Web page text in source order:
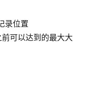
录位置
可以达到的最大大